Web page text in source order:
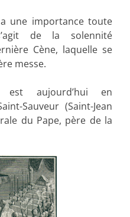
une importance toute
de la solennité
Cène, laquelle se
messe.
aujourd’hui en
Sauveur (Saint-Jean
du Pape, père de la